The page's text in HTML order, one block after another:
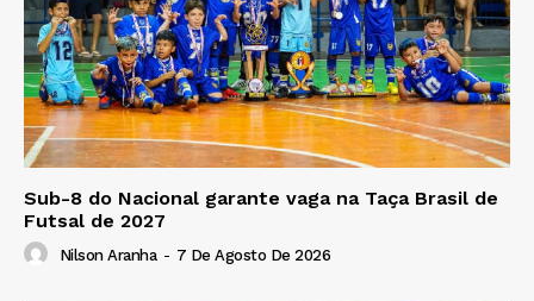
Sub-8 do Nacional garante vaga na Taça Brasil de
Futsal de 2027
Nilson Aranha - 7 De Agosto De 2026